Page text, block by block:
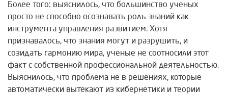
Более того: выяснилось, что большинство ученых
просто не способно осознавать роль знаний как
инструмента управления развитием. Хотя
признавалось, что знания могут и разрушить, и
созидать гармонию мира, ученые не соотносили этот
факт с собственной профессиональной деятельностью.
Выяснилось, что проблема не в решениях, которые
автоматически вытекают из кибернетики и теории